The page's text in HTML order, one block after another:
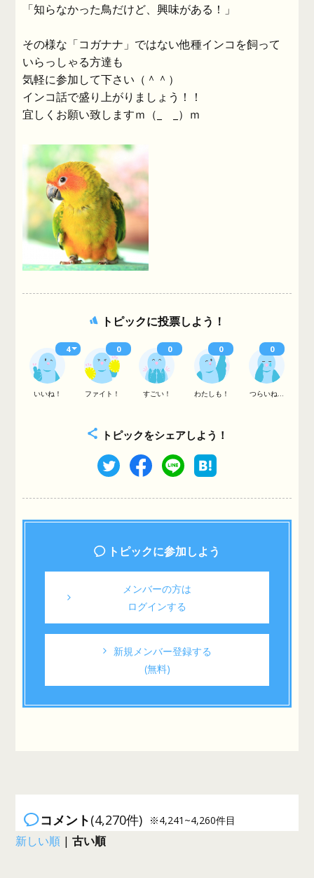
「知らなかった鳥だけど、興味がある！」
その様な「コガナナ」ではない他種インコを飼って
いらっしゃる方達も
気軽に参加して下さい（＾＾）
インコ話で盛り上がりましょう！！
宜しくお願い致しますｍ（_ _）ｍ
トピックに投票しよう！
いいね！ ファイト！ すごい！ わたしも！ つらいね...
4 0 0 0 0
トピックをシェアしよう！
トピックに参加しよう
メンバーの方は
ログインする
新規メンバー登録する
(無料)
コメント(4,270件) ※4,241~4,260件目
新しい順 |古い順